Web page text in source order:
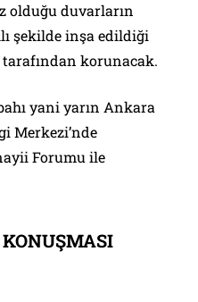
olduğu duvarların
şekilde inşa edildiği
korunacak.
yani yarın Ankara
Merkezi’nde
Forumu ile